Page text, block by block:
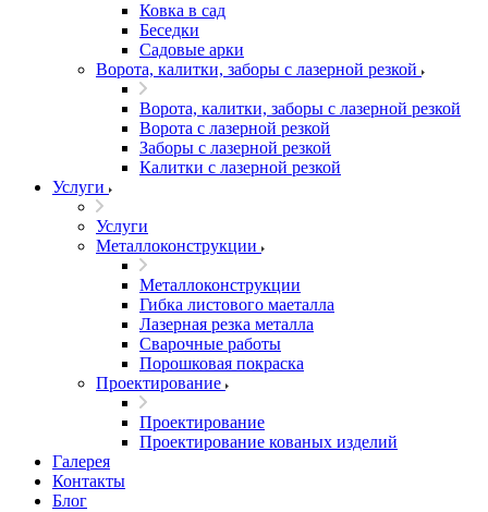
Ковка в сад
Беседки
Садовые арки
Ворота, калитки, заборы с лазерной резкой
Ворота, калитки, заборы с лазерной резкой
Ворота с лазерной резкой
Заборы с лазерной резкой
Калитки с лазерной резкой
Услуги
Услуги
Металлоконструкции
Металлоконструкции
Гибка листового маеталла
Лазерная резка металла
Сварочные работы
Порошковая покраска
Проектирование
Проектирование
Проектирование кованых изделий
Галерея
Контакты
Блог